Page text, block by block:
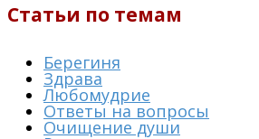
Статьи по темам
Берегиня
Здрава
Любомудрие
Ответы на вопросы
Очищение души